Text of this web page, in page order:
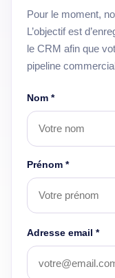
Pour le moment,
L’objectif est
le CRM afin que
pipeline
Nom *
Prénom *
Adresse email *